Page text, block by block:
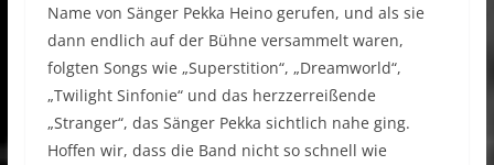
Name von Sänger Pekka Heino gerufen, und als sie
dann endlich auf der Bühne versammelt waren,
folgten Songs wie „Superstition“, „Dreamworld“,
„Twilight Sinfonie“ und das herzzerreißende
„Stranger“, das Sänger Pekka sichtlich nahe ging.
Hoffen wir, dass die Band nicht so schnell wie